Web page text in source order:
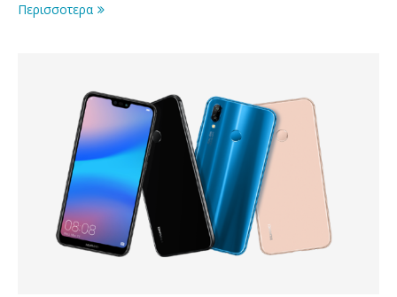
Περισσοτερα